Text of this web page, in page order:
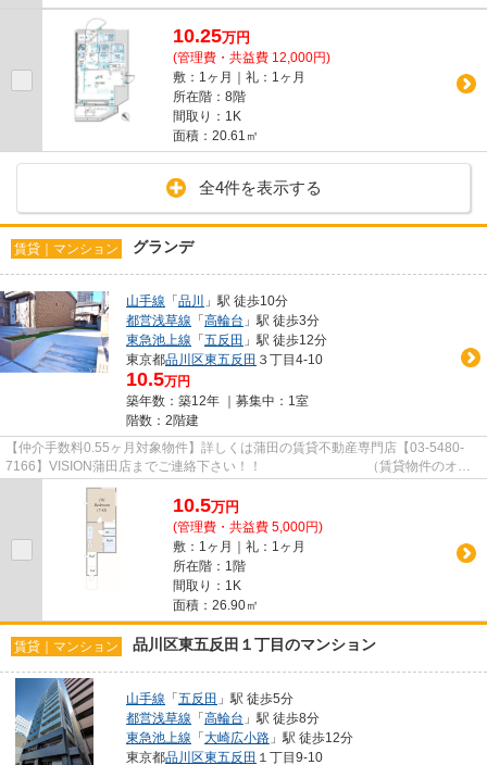
10.25万円
(管理費・共益費 12,000円)
敷：1ヶ月｜礼：1ヶ月
所在階：8階
間取り：1K
面積：20.61㎡
全4件を表示する
賃貸｜マンション グランデ
山手線 「品川
」駅 徒歩10分
都営浅草線 「高輪台 」駅 徒歩3分
東急池上線 「五反田 」駅 徒歩12分
東京都品川区東五反田 ３丁目4-10
10.5万円
築年数：築12年 ｜募集中： 1室
階数：2階建
【仲介手数料0.55ヶ月対象物件】詳しくは蒲田の賃貸不動産専門店【03-5480-
7166】VISION蒲田店までご連絡下さい！！ （賃貸物件のオス
スメポイント）TVインターホン 3...
10.5万円
(管理費・共益費 5,000円)
敷：1ヶ月｜礼：1ヶ月
所在階：1階
間取り：1K
面積：26.90㎡
賃貸｜マンション 品川区東五反田１丁目のマンション
山手線 「五反田 」駅 徒歩5分
都営浅草線 「高輪台 」駅 徒歩8分
東急池上線 「大崎広小路 」駅 徒歩12分
東京都品川区東五反田 １丁目9-10